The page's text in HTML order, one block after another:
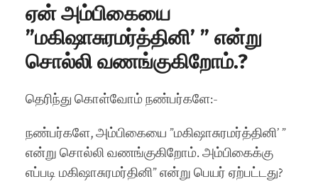
ஏன் அம்பிகையை
”மகிஷாசுரமர்த்தினி’ ” என்று
சொல்லி வணங்குகிறோம்.?
தெரிந்து கொள்வோம் நண்பர்களே:-
நண்பர்களே, அம்பிகையை ”மகிஷாசுரமர்த்தினி’ ”
என்று சொல்லி வணங்குகிறோம். அம்பிகைக்கு
எப்படி மகிஷாசுரமர்தினி” என்று பெயர் ஏற்பட்டது?